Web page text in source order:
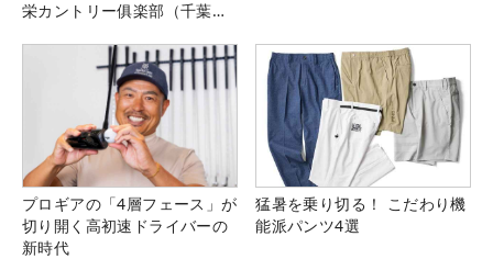
栄カントリー俱楽部（千葉
プロギアの「4層フェース」が
切り開く高初速ドライバーの
新時代
猛暑を乗り切る！ こだわり機
能派パンツ4選